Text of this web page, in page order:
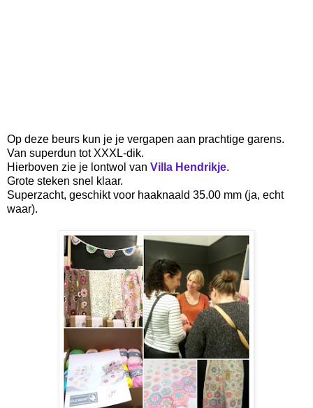
Op deze beurs kun je je vergapen aan prachtige garens.
Van superdun tot XXXL-dik.
Hierboven zie je lontwol van Villa Hendrikje.
Grote steken snel klaar.
Superzacht, geschikt voor haaknaald 35.00 mm (ja, echt
waar).